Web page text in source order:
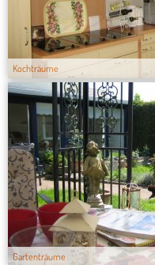
Kochträume
Gartenträume